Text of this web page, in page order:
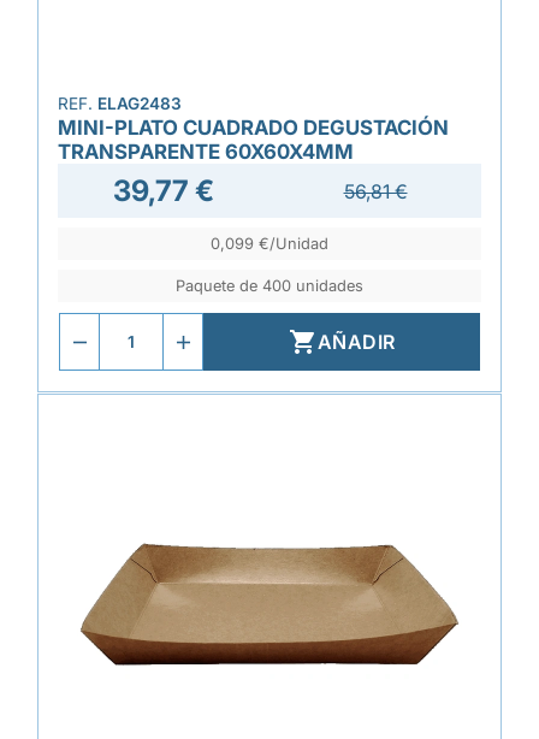
REF. ELAG2483
MINI-PLATO CUADRADO DEGUSTACIÓN
TRANSPARENTE 60X60X4MM
39,77 € 56,81 €
0,099 €/Unidad
Paquete de 400 unidades
AÑADIR